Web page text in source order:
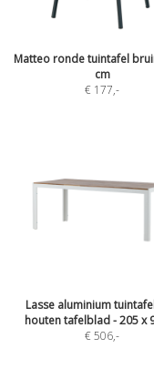
Matteo ronde tuintafel
cm
€ 177,-
Lasse aluminium
houten tafelblad - 205 x
€ 506,-